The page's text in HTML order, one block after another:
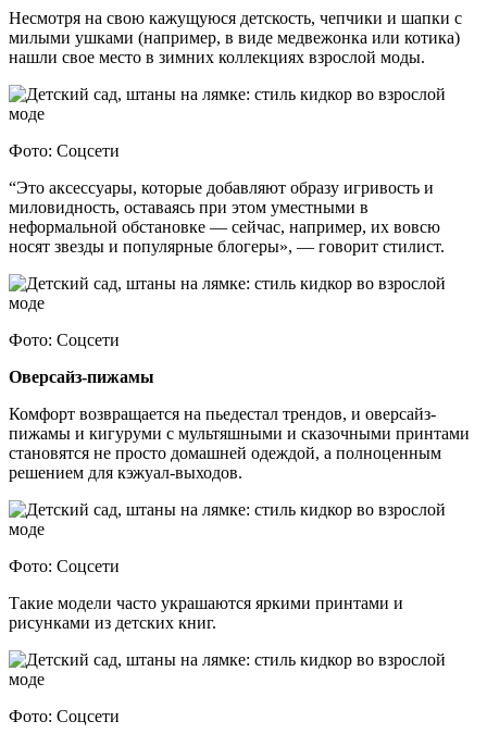
Несмотря на свою кажущуюся детскость, чепчики и шапки с
милыми ушками (например, в виде медвежонка или котика)
нашли свое место в зимних коллекциях взрослой моды.
Фото: Соцсети
“Это аксессуары, которые добавляют образу игривость и
миловидность, оставаясь при этом уместными в
неформальной обстановке — сейчас, например, их вовсю
носят звезды и популярные блогеры», — говорит стилист.
Фото: Соцсети
Оверсайз-пижамы
Комфорт возвращается на пьедестал трендов, и оверсайз-
пижамы и кигуруми с мультяшными и сказочными принтами
становятся не просто домашней одеждой, а полноценным
решением для кэжуал-выходов.
Фото: Соцсети
Такие модели часто украшаются яркими принтами и
рисунками из детских книг.
Фото: Соцсети